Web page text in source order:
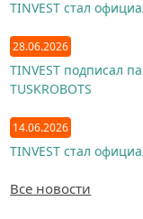
TINVEST стал
28.06.2026
TINVEST подписал
TUSKROBOTS
14.06.2026
TINVEST стал
Все новости